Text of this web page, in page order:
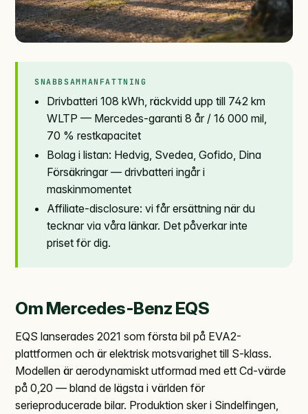
SNABBSAMMANFATTNING
Drivbatteri 108 kWh, räckvidd upp till 742 km
WLTP — Mercedes-garanti 8 år / 16 000 mil,
70 % restkapacitet
Bolag i listan: Hedvig, Svedea, Gofido, Dina
Försäkringar — drivbatteri ingår i
maskinmomentet
Affiliate-disclosure: vi får ersättning när du
tecknar via våra länkar. Det påverkar inte
priset för dig.
Om Mercedes-Benz EQS
EQS lanserades 2021 som första bil på EVA2-
plattformen och är elektrisk motsvarighet till S-klass.
Modellen är aerodynamiskt utformad med ett Cd-värde
på 0,20 — bland de lägsta i världen för
serieproducerade bilar. Produktion sker i Sindelfingen,